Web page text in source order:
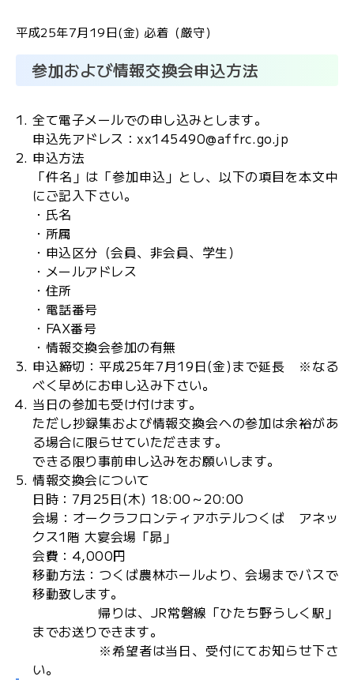
平成25年7月19日(金) 必着（厳守）
参加および情報交換会申込方法
全て電子メールでの申し込みとします。
申込先アドレス：xx145490@affrc.go.jp
申込方法
「件名」は「参加申込」とし、以下の項目を本文中
にご記入下さい。
・氏名
・所属
・申込区分（会員、非会員、学生）
・メールアドレス
・住所
・電話番号
・FAX番号
・情報交換会参加の有無
申込締切：平成25年7月19日(金)まで延長 ※なる
べく早めにお申し込み下さい。
当日の参加も受け付けます。
ただし抄録集および情報交換会への参加は余裕があ
る場合に限らせていただきます。
できる限り事前申し込みをお願いします。
情報交換会について
日時：7月25日(木) 18:00～20:00
会場：オークラフロンティアホテルつくば アネッ
クス1階 大宴会場「昴」
会費：4,000円
移動方法：つくば農林ホールより、会場までバスで
移動致します。
帰りは、JR常磐線「ひたち野うしく駅」
までお送りできます。
※希望者は当日、受付にてお知らせ下さ
い。